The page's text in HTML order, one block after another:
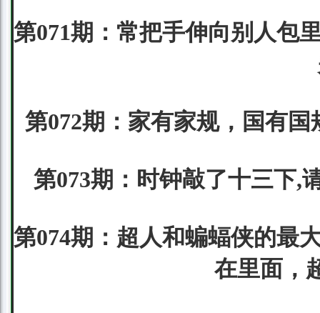
第071期：常把手伸向别人包
第072期：家有家规，国有
第073期：时钟敲了十三下,
第074期：超人和蝙蝠侠的最
在里面，